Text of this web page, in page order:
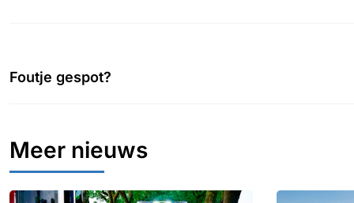
Foutje gespot?
Meer nieuws